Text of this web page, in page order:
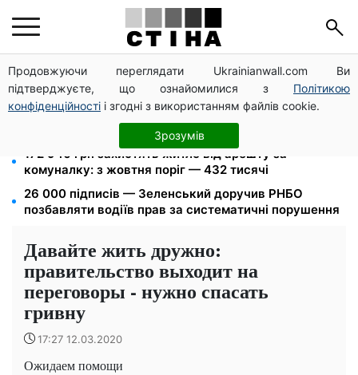
Продовжуючи переглядати Ukrainianwall.com Ви
підтверджуєте, що ознайомилися з Політикою
конфіденційності і згодні з використанням файлів cookie.
Зрозумів
Фейкові сайти сервісних центрів МВС: шахраї
виманюють гроші у водіїв перед виїздом за кордон
Дефіцит товарів у Фора: рф знищила склади із
запасами продукції
172 940 грн захистять житло від арешту за
комуналку: з жовтня поріг — 432 тисячі
26 000 підписів — Зеленський доручив РНБО
позбавляти водіїв прав за систематичні порушення
Давайте жить дружно:
правительство выходит на
переговоры - нужно спасать
гривну
17:27 12.03.2020
Ожидаем помощи